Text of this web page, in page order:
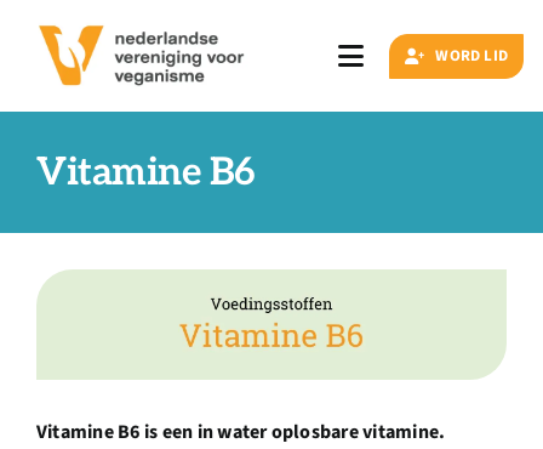
inhoud
Toggle
Navigation
naar:
Veganisme
WORD LID
Vitamine B6
Vitamine B6 is een in water oplosbare vitamine.